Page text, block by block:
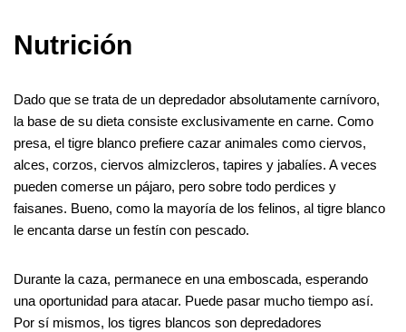
Nutrición
Dado que se trata de un depredador absolutamente carnívoro,
la base de su dieta consiste exclusivamente en carne. Como
presa, el tigre blanco prefiere cazar animales como ciervos,
alces, corzos, ciervos almizcleros, tapires y jabalíes. A veces
pueden comerse un pájaro, pero sobre todo perdices y
faisanes. Bueno, como la mayoría de los felinos, al tigre blanco
le encanta darse un festín con pescado.
Durante la caza, permanece en una emboscada, esperando
una oportunidad para atacar. Puede pasar mucho tiempo así.
Por sí mismos, los tigres blancos son depredadores